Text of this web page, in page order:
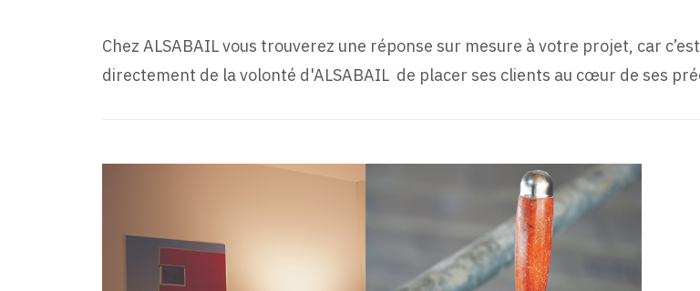
Chez ALSABAIL vous trouverez une réponse sur mesure à votre projet, car
directement de la volonté d'ALSABAIL de placer ses clients au cœur de ses